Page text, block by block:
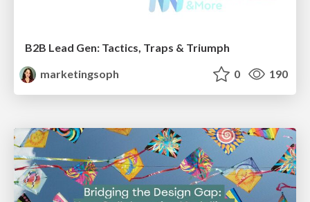
B2B Lead Gen: Tactics, Traps & Triumph
marketingsoph
0 190